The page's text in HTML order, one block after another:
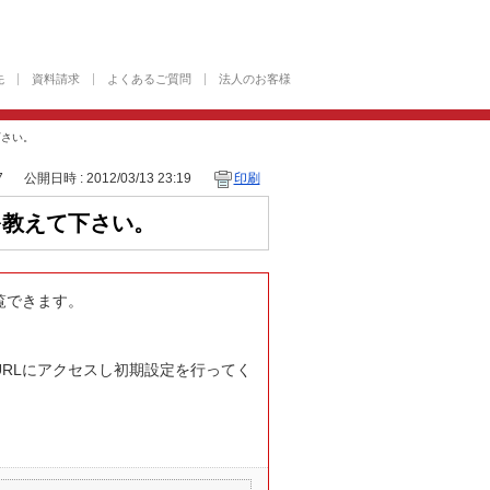
資料請求 よくあるご質問 法人のお客様
い。
公開日時 : 2012/03/13 23:19 印刷
えて下さい。
きます。
にアクセスし初期設定を行ってく